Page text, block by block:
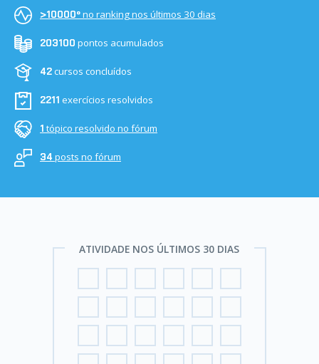
>10000ºno ranking nos últimos 30 dias
203100 pontos acumulados
42cursos concluídos
2211 exercícios resolvidos
1 tópico resolvido no fórum
34posts no fórum
ATIVIDADE NOS ÚLTIMOS 30 DIAS